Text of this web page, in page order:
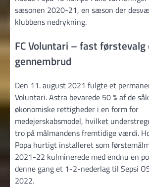
sæsonen 2020-21, en sæson der
klubbens nedrykning.
FC Voluntari – fast
gennembrud
Den 11. august 2021 fulgte et
Voluntari. Astra bevarede 50 % af de
økonomiske rettigheder i en form for
medejerskabsmodel, hvilket
tro på målmandens fremtidige værdi.
Popa hurtigt installeret som
2021-22 kulminerede med endnu en
denne gang et 1-2-nederlag til Sepsi
2022.